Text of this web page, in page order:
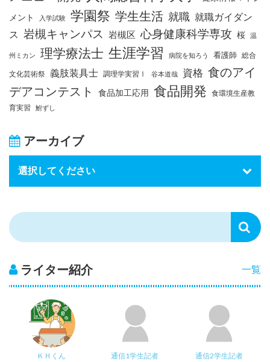
メント
入学試験 学園祭 学生生活 就職 就職ガイダン
ス 岩槻キャンパス 岩槻区 心身健康科学専攻 桜 温
州ミカン 理学療法士 生涯学習 病院を知ろう 看護師 総合
文化芸術祭 義肢装具士 調理学実習Ⅰ 谷本道哉 資格 食のアイ
デアコンテスト
食品加工応用 食品開発 食環境生産教
育実習
鮒ずし
アーカイブ
一覧
ライター紹介
ＫＨくん 通信1学生記者 通信2学生記者